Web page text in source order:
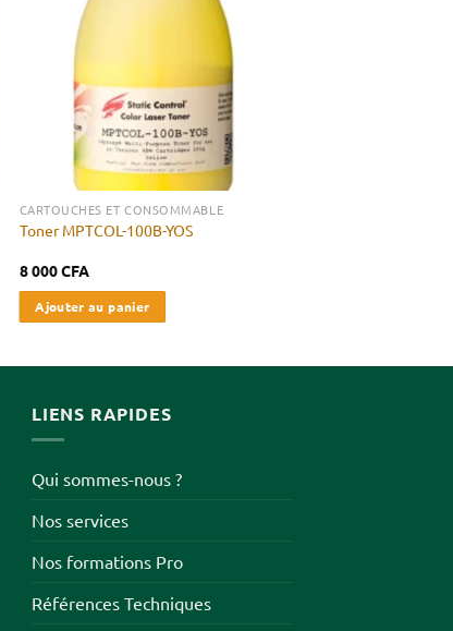
d’envies
CARTOUCHES ET CONSOMMABLE
Toner MPTCOL-100B-YOS
8 000CFA
Ajouter au panier
LIENS RAPIDES
Qui sommes-nous ?
Nos services
Nos formations Pro
Références Techniques